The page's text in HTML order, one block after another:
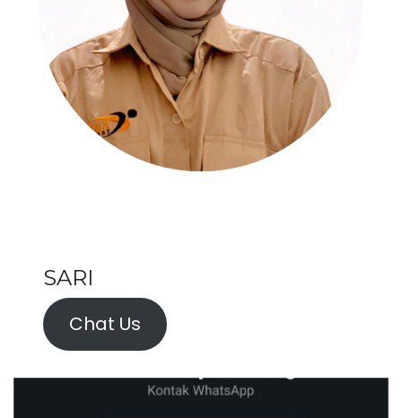
SARI
Chat Us